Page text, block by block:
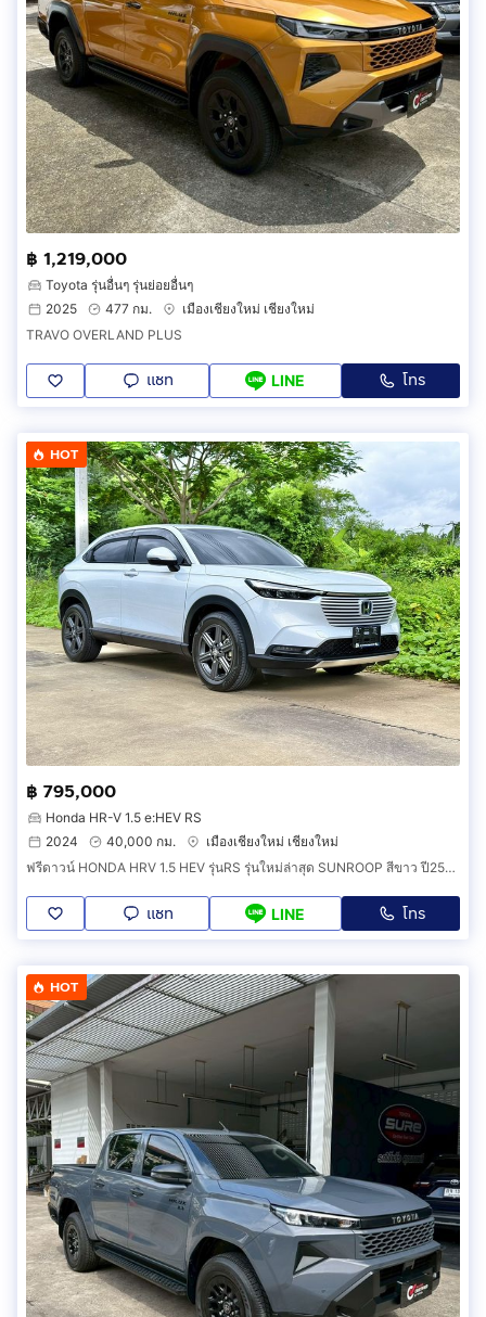
฿ 1,219,000
Toyota รุ่นอื่นๆ รุ่นย่อยอื่นๆ
2025
477 กม.
เมืองเชียงใหม่ เชียงใหม่
TRAVO OVERLAND PLUS
แชท LINE โทร
HOT
฿ 795,000
Honda HR-V 1.5 e:HEV RS
2024
40,000 กม.
เมืองเชียงใหม่ เชียงใหม่
ฟรีดาวน์ HONDA HRV 1.5 HEV รุ่นRS รุ่นใหม่ล่าสุด SUNROOP สีขาว ปี2567(จดทะเบียน2024) รถสวย วิ่งเพียง 40,000 กม เจ้าเดียวออกป้ายแดงศูนย์ฮอนด้า.
แชท LINE โทร
HOT